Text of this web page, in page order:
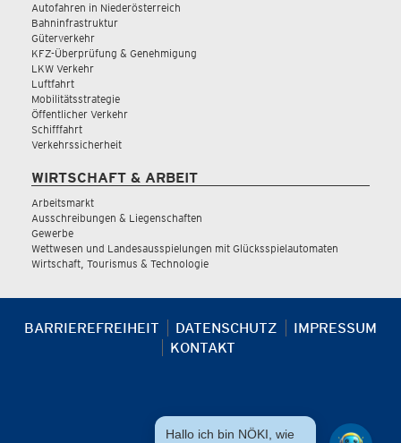
Autofahren in Niederösterreich
Bahninfrastruktur
Güterverkehr
KFZ-Überprüfung & Genehmigung
LKW Verkehr
Luftfahrt
Mobilitätsstrategie
Öffentlicher Verkehr
Schifffahrt
Verkehrssicherheit
WIRTSCHAFT & ARBEIT
Arbeitsmarkt
Ausschreibungen & Liegenschaften
Gewerbe
Wettwesen und Landesausspielungen mit Glücksspielautomaten
Wirtschaft, Tourismus & Technologie
BARRIEREFREIHEIT DATENSCHUTZ
IMPRESSUM
KONTAKT
Hallo ich bin NÖKI, wie